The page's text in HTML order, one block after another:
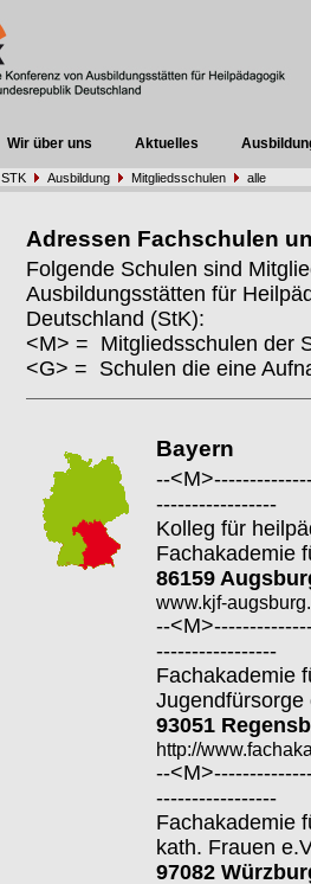
Wir über uns Aktuelles
STK Ausbildung Mitgliedsschulen alle
Adressen Fachschulen
Folgende Schulen sind
Ausbildungsstätten für
Deutschland (StK):
<M> = Mitgliedsschulen der
<G> = Schulen die eine
Bayern
--
-----------------
Kolleg für
Fachakademie
86159
www.kjf-
--
-----------------
Fachakademie
Jugendfürsorge
93051
http://
--
-----------------
Fachakademie
kath. Frauen
97082